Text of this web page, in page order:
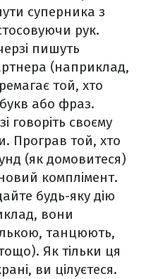
суперника з
рук.
пишуть
(наприклад,
той, хто
або фраз.
говоріть своєму
Програв той, хто
(як домовитеся)
комплімент.
будь-яку дію
вони
танцюють,
Як тільки ця
ви цілуєтеся.